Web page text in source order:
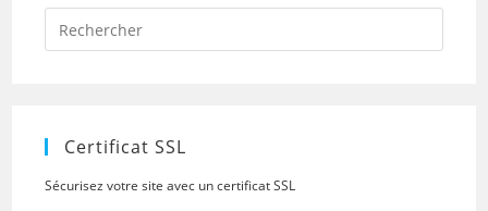
Press
to
Certificat SSL
Sécurisez votre site avec un certificat SSL